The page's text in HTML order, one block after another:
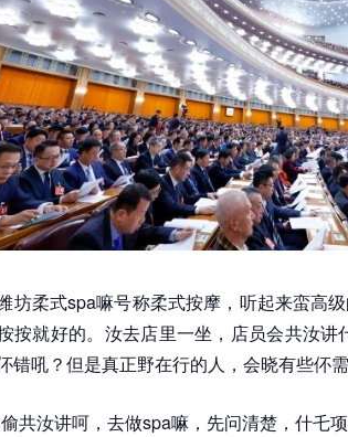
坊柔式spa嘛号称柔式按摩，听起来蛮高
按就好的。汝去店里一坐，店员会共汝讲
错吼？但是真正野在行的人，会晓有些伓
偷共汝讲呵，去做spa嘛，先问清楚，什乇